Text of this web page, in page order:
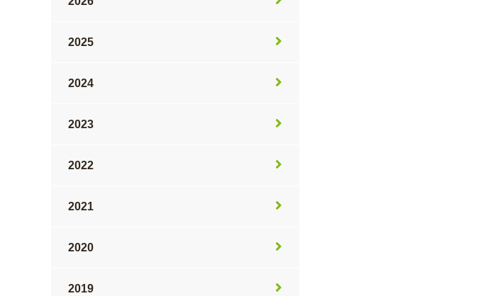
2025
2024
2023
2022
2021
2020
2019